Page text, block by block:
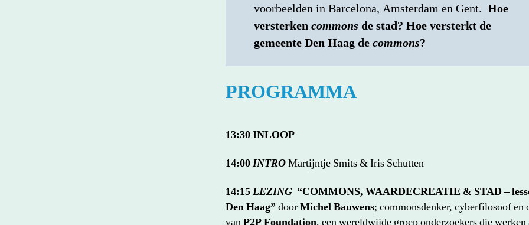
voorbeelden in Barcelona, Amsterdam en Gent. Hoe
versterken commons de stad? Hoe versterkt de
gemeente Den Haag de commons?
PROGRAMMA
13:30 INLOOP
14:00INTROMartijntje Smits & Iris Schutten
14:15LEZING “COMMONS, WAARDECREATIE & STAD –
Den Haag”doorMichel Bauwens; commonsdenker, cyberfilosoof en